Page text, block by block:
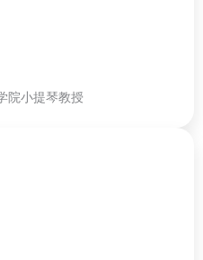
院小提琴教授